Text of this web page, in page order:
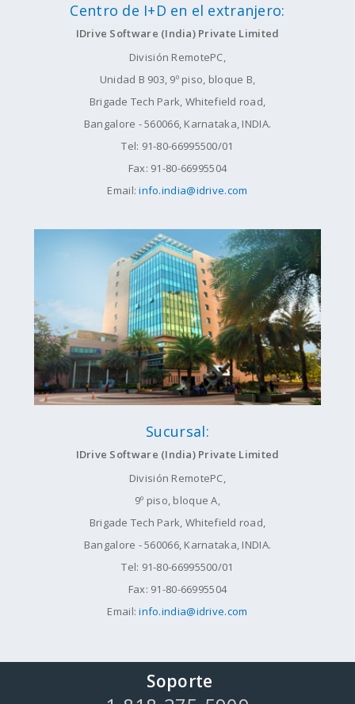
Centro de I+D en el extranjero:
IDrive Software (India) Private Limited
División RemotePC,
Unidad B 903, 9º piso, bloque B,
Brigade Tech Park, Whitefield road,
Bangalore - 560066, Karnataka, INDIA.
Tel: 91-80-66995500/01
Fax: 91-80-66995504
Email:info.india@idrive.com
Sucursal:
IDrive Software (India) Private Limited
División RemotePC,
9º piso, bloque A,
Brigade Tech Park, Whitefield road,
Bangalore - 560066, Karnataka, INDIA.
Tel: 91-80-66995500/01
Fax: 91-80-66995504
Email:info.india@idrive.com
Soporte